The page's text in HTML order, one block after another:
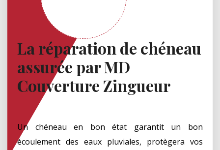
La réparation de chéneau
assurée par MD
Couverture Zingueur
Un chéneau en bon état garantit un bon
écoulement des eaux pluviales, protègera vos